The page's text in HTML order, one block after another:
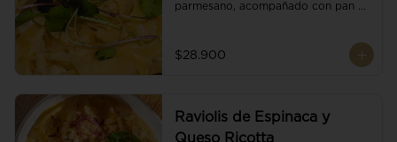
parmesano, acompañado con pan
$28.900
Raviolis de Espinaca y
Queso Ricotta